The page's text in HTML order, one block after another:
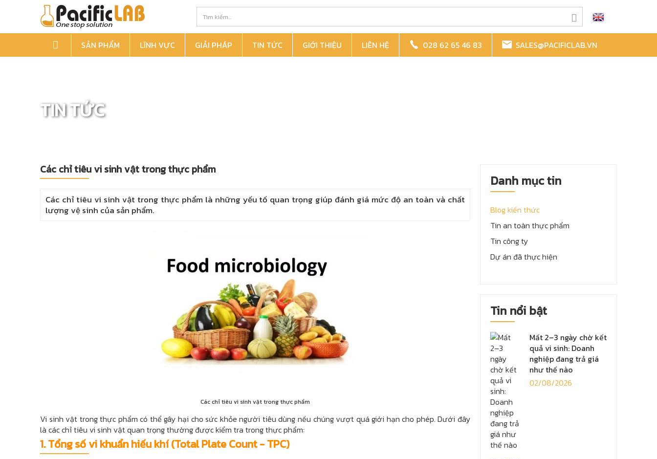
SẢN PHẨM LĨNH VỰC GIẢI PHÁP TIN TỨC GIỚI THIỆU LIÊN HỆ 028 62 65 46 83 SALES@PACIFICLAB.VN
TIN TỨC
Các chỉ tiêu vi sinh vật trong thực phẩm
Các chỉ tiêu vi sinh vật trong thực phẩm là những yếu tố quan trọng giúp đánh giá mức độ an toàn và chất
lượng vệ sinh của sản phẩm.
Các chỉ tiêu vi sinh vật trong thực phẩm
Vi sinh vật trong thực phẩm có thể gây hại cho sức khỏe người tiêu dùng nếu chúng vượt quá giới hạn cho phép. Dưới đây
là các chỉ tiêu vi sinh vật quan trọng thường được kiểm tra trong thực phẩm:
1.Tổng số vi khuẩn hiếu khí (Total Plate Count - TPC)
Danh mục tin
Blog kiến thức
Tin an toàn thực phẩm
Tin công ty
Dự án đã thực hiện
Tin nổi bật
Mất 2–3 ngày chờ kết
quả vi sinh: Doanh
nghiệp đang trả giá
như thế nào
02/08/2026